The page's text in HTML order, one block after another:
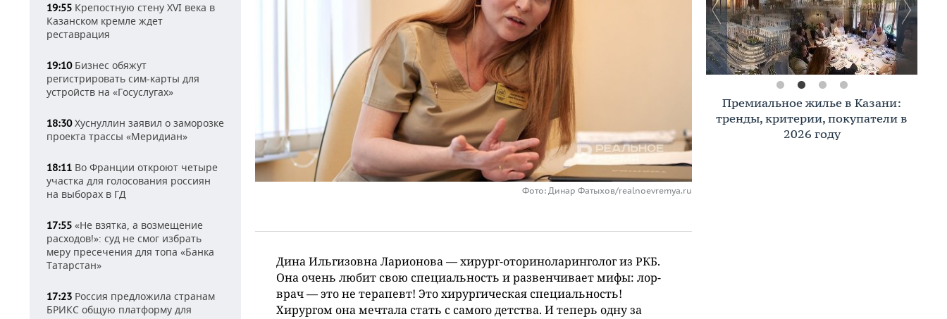
19:55 Крепостную стену XVI века в
Казанском кремле ждет
реставрация
19:10Бизнес обяжут
регистрировать сим-карты для
устройств на «Госуслугах»
18:30Хуснуллин заявил о заморозке
проекта трассы «Меридиан»
18:11 Во Франции откроют четыре
участка для голосования россиян
на выборах в ГД
17:55 «Не взятка, а возмещение
расходов!»: суд не смог избрать
меру пресечения для топа «Банка
Татарстан»
17:23 Россия предложила странам
БРИКС общую платформу для
Фото: Динар Фатыхов/realnoevremya.ru
Дина Ильгизовна Ларионова — хирург-оториноларинголог из РКБ.
Она очень любит свою специальность и развенчивает мифы: лор-
врач — это не терапевт! Это хирургическая специальность!
Хирургом она мечтала стать с самого детства. И теперь одну за
Премиальное жилье в Казани:
тренды, критерии, покупатели в
2026 году